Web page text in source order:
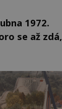
1972.
se až zdá,